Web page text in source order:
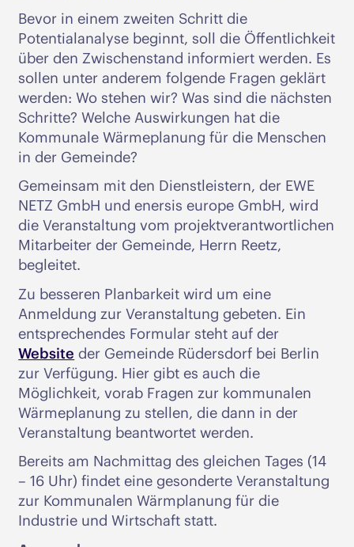
Bevor in einem zweiten Schritt die
Potentialanalyse beginnt, soll die Öffentlichkeit
über den Zwischenstand informiert werden. Es
sollen unter anderem folgende Fragen geklärt
werden: Wo stehen wir? Was sind die nächsten
Schritte? Welche Auswirkungen hat die
Kommunale Wärmeplanung für die Menschen
in der Gemeinde?
Gemeinsam mit den Dienstleistern, der EWE
NETZ GmbH und enersis europe GmbH, wird
die Veranstaltung vom projektverantwortlichen
Mitarbeiter der Gemeinde, Herrn Reetz,
begleitet.
Zu besseren Planbarkeit wird um eine
Anmeldung zur Veranstaltung gebeten. Ein
entsprechendes Formular steht auf der
Website der Gemeinde Rüdersdorf bei Berlin
zur Verfügung. Hier gibt es auch die
Möglichkeit, vorab Fragen zur kommunalen
Wärmeplanung zu stellen, die dann in der
Veranstaltung beantwortet werden.
Bereits am Nachmittag des gleichen Tages (14
– 16 Uhr) findet eine gesonderte Veranstaltung
zur Kommunalen Wärmplanung für die
Industrie und Wirtschaft statt.